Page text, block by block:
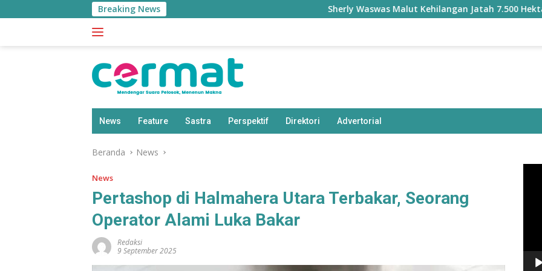
ke
Breaking News Sherly Waswas Malut Kehilangan Jatah 7.500 Hektare
News Feature Sastra Perspektif Direktori Advertorial
Beranda News
News
Pertashop di Halmahera Utara Terbakar, Seorang
Operator Alami Luka Bakar
Redaksi
9 September 2025